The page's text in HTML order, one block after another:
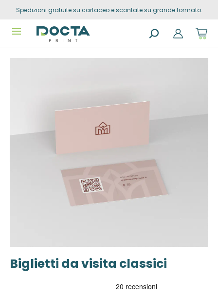
Skip to
Spedizioni gratuite su cartaceo e scontate su grande formato.
Biglietti da visita classici
Vai
all'inizio